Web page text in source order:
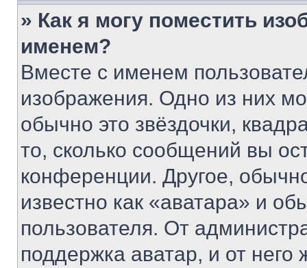
» Как я могу поместить
именем?
Вместе с именем
изображения. Одно из них
обычно это звёздочки,
то, сколько сообщений вы
конференции. Другое,
известно как «аватара» и
пользователя. От
поддержка аватар, и от него